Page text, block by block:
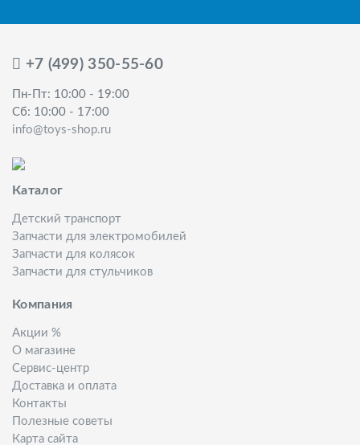
+7 (499) 350-55-60
Пн-Пт: 10:00 - 19:00
Сб: 10:00 - 17:00
info@toys-shop.ru
Каталог
Детский транспорт
Запчасти для электромобилей
Запчасти для колясок
Запчасти для стульчиков
Компания
Акции %
О магазине
Сервис-центр
Доставка и оплата
Контакты
Полезные советы
Карта сайта